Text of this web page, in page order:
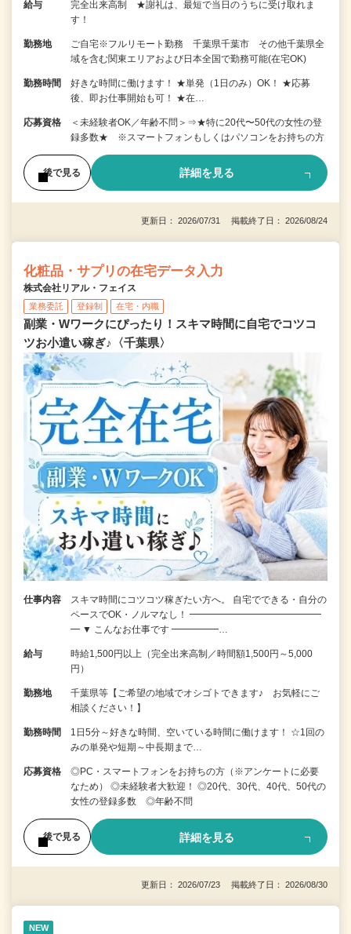
給与
完全出来高制 ★謝礼は、最短で当日のうちに受け取れま
す！
勤務地
ご自宅※フルリモート勤務 千葉県千葉市 その他千葉県全
域を含む関東エリアおよび日本全国で勤務可能(在宅OK)
勤務時間
好きな時間に働けます！ ★単発（1日のみ）OK！ ★応募
後、即お仕事開始も可！ ★在…
応募資格
＜未経験者OK／年齢不問＞⇒★特に20代〜50代の女性の登
録多数★ ※スマートフォンもしくはパソコンをお持ちの方
後で見る 詳細を見る
更新日： 2026/07/31 掲載終了日： 2026/08/24
化粧品・サプリの在宅データ入力
株式会社リアル・フェイス
業務委託 登録制 在宅・内職
副業・Wワークにぴったり！スキマ時間に自宅でコツコ
ツお小遣い稼ぎ♪〈千葉県〉
仕事内容
スキマ時間にコツコツ稼ぎたい方へ。 自宅でできる・自分の
ペースでOK・ノルマなし！ ━━━━━━━━━━━━━━
━ ▼ こんなお仕事です ━━━━━…
給与
時給1,500円以上（完全出来高制／時間額1,500円～5,000
円）
勤務地
千葉県等【ご希望の地域でオシゴトできます♪ お気軽にご
相談ください！】
勤務時間
1日5分～好きな時間、空いている時間に働けます！ ☆1回の
みの単発や短期～中長期まで…
応募資格
◎PC・スマートフォンをお持ちの方（※アンケートに必要
なため） ◎未経験者大歓迎！ ◎20代、30代、40代、50代の
女性の登録多数 ◎年齢不問
後で見る 詳細を見る
更新日： 2026/07/23 掲載終了日： 2026/08/30
NEW